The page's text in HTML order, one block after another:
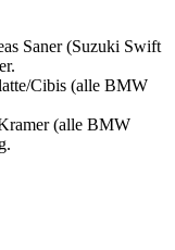
Saner (Suzuki Swift
Cibis (alle BMW
(alle BMW